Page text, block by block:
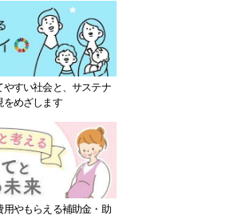
すい社会と、サステナ
をめざします
やもらえる補助金・助